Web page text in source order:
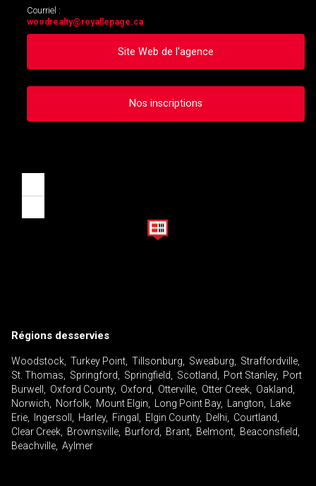
Courriel :
woodrealty@royallepage.ca
Site Web de l'agence
Nos inscriptions
Régions desservies
Woodstock, Turkey Point, Tillsonburg, Sweaburg, Straffordville,
St. Thomas, Springford, Springfield, Scotland, Port Stanley, Port
Burwell, Oxford County, Oxford, Otterville, Otter Creek, Oakland,
Norwich, Norfolk, Mount Elgin, Long Point Bay, Langton, Lake
Erie, Ingersoll, Harley, Fingal, Elgin County, Delhi, Courtland,
Clear Creek, Brownsville, Burford, Brant, Belmont, Beaconsfield,
Beachville, Aylmer